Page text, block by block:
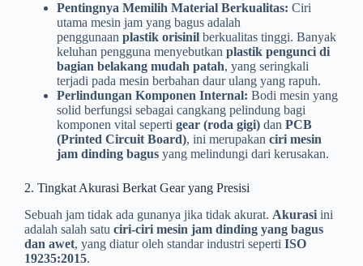
Pentingnya Memilih Material Berkualitas: Ciri
utama mesin jam yang bagus adalah
penggunaan plastik orisinil berkualitas tinggi. Banyak
keluhan pengguna menyebutkan plastik pengunci di
bagian belakang mudah patah, yang seringkali
terjadi pada mesin berbahan daur ulang yang rapuh.
Perlindungan Komponen Internal: Bodi mesin yang
solid berfungsi sebagai cangkang pelindung bagi
komponen vital seperti gear (roda gigi) dan PCB
(Printed Circuit Board), ini merupakan ciri mesin
jam dinding bagus yang melindungi dari kerusakan.
2. Tingkat Akurasi Berkat Gear yang Presisi
Sebuah jam tidak ada gunanya jika tidak akurat. Akurasi ini
adalah salah satu ciri-ciri mesin jam dinding yang bagus
dan awet, yang diatur oleh standar industri seperti ISO
19235:2015.